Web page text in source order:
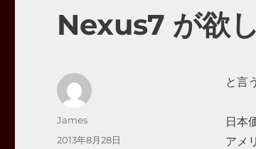
Nexus7 が欲
と言
日本
アメ
投
James
投
2013年8月28日